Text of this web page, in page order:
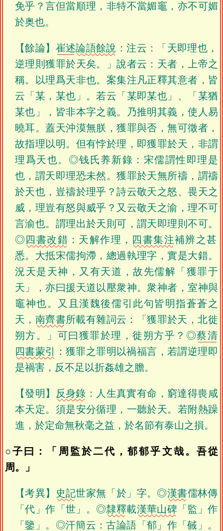
免乎？言但當順理，非特不當媚竈，亦不可媚
於奥也。
【餘論】 崔述論語餘說 ：注云：「天即理也，
逆理則獲罪於天矣。」說者云：天者，上帝之
稱。以理爲天非也。案集注凡正釋其意者，皆
云「某，某也」。若云「某即某也」、「某猶
某也」，皆非本字之義。乃推明其義，使人易
曉耳。蓋天沖漠無朕，獲罪與否，無可徵者，
故指理以明。但有悖於理，即獲罪於天，非謂
理爲天也。◎钱氏养新錄：宋儒謂性即理是
也，謂天即理恐未然。獲罪於天無所禱，謂禱
於天也，豈禱於理乎？詩云敬天之怒、畏天之
威，理豈有怒與威乎？又云敬天之渝，理不可
言渝也。謂理出於天則可，謂天即理則不可。
◎ 四書改錯 ：天解作理， 四書集注補辨之甚
悉。大抵宋儒拘滯，總過執理字，實是大錯。
況天是天神，又有天道，故先儒解「獲罪于
天」，亦曰援天道以壓衆神。衆神者，室神與
竈神也。又且漢魏後儒引此句皆明指蒼蒼之
天， 南齊書所載有雜詞云：「獲罪於天，北徙
朔方。」可曰獲罪於理，徙朔方乎？◎蔡清
四書蒙引
：獲罪之罪明以禍福言，若謂逆理即
是禍害，反不足以折姦雄之膽。
【發明】 反身錄 ：人生真實有命，窮達得喪咸
本天定。須是安分循理，一聽於天。若附熱躁
進，於定命無秋毫之益，於名節有泰山之損。
○子曰：「周監於二代，郁郁乎文哉。吾從
周。」
【考異】 史記世家無「於」字。◎漢書儒林傳
「代」作「世」。◎隸釋載漢華山碑 「監」作
「鑒」。◎汗簡云：古論語 「郁」作「戫」。